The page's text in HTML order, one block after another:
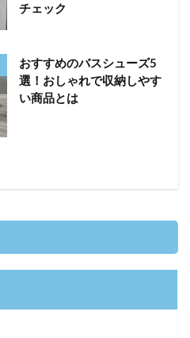
チェック
おすすめのバスシューズ5
選！おしゃれで収納しやす
い商品とは